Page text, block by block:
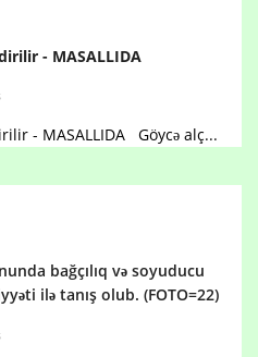
- MASALLIDA
- MASALLIDA Göycə alç...
bağçılıq və soyuducu
ilə tanış olub. (FOTO=22)